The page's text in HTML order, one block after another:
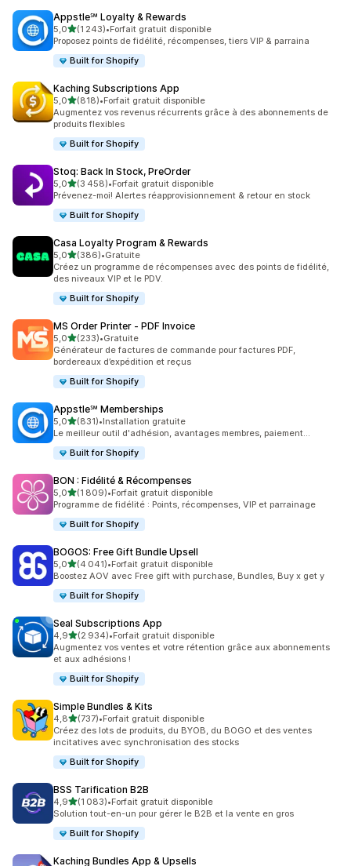
Appstle℠ Loyalty & Rewards
5,0étoile(s) sur 5
(1 243)
1243 avis au total
•Forfait gratuit disponible
Proposez points de fidélité, récompenses, tiers VIP & parraina
Built for Shopify
Kaching Subscriptions App
5,0étoile(s) sur 5
(818)
818 avis au total
•Forfait gratuit disponible
Augmentez vos revenus récurrents grâce à des abonnements de
produits flexibles
Built for Shopify
Stoq: Back In Stock, PreOrder
5,0étoile(s) sur 5
(3 458)
3458 avis au total
•Forfait gratuit disponible
Prévenez-moi! Alertes réapprovisionnement & retour en stock
Built for Shopify
Casa Loyalty Program & Rewards
5,0étoile(s) sur 5
(386)
386 avis au total
•Gratuite
Créez un programme de récompenses avec des points de fidélité,
des niveaux VIP et le PDV.
Built for Shopify
MS Order Printer ‑ PDF Invoice
5,0étoile(s) sur 5
(233)
233 avis au total
•Gratuite
Générateur de factures de commande pour factures PDF,
bordereaux d’expédition et reçus
Built for Shopify
Appstle℠ Memberships
5,0étoile(s) sur 5
(831)
831 avis au total
•Installation gratuite
Le meilleur outil d'adhésion, avantages membres, paiement...
Built for Shopify
BON : Fidélité & Récompenses
5,0étoile(s) sur 5
(1 809)
1809 avis au total
•Forfait gratuit disponible
Programme de fidélité : Points, récompenses, VIP et parrainage
Built for Shopify
BOGOS: Free Gift Bundle Upsell
5,0étoile(s) sur 5
(4 041)
4041 avis au total
•Forfait gratuit disponible
Boostez AOV avec Free gift with purchase, Bundles, Buy x get y
Built for Shopify
Seal Subscriptions App
4,9étoile(s) sur 5
(2 934)
2934 avis au total
•Forfait gratuit disponible
Augmentez vos ventes et votre rétention grâce aux abonnements
et aux adhésions !
Built for Shopify
Simple Bundles & Kits
4,8étoile(s) sur 5
(737)
737 avis au total
•Forfait gratuit disponible
Créez des lots de produits, du BYOB, du BOGO et des ventes
incitatives avec synchronisation des stocks
Built for Shopify
BSS Tarification B2B
4,9étoile(s) sur 5
(1 083)
1083 avis au total
•Forfait gratuit disponible
Solution tout-en-un pour gérer le B2B et la vente en gros
Built for Shopify
Kaching Bundles App & Upsells